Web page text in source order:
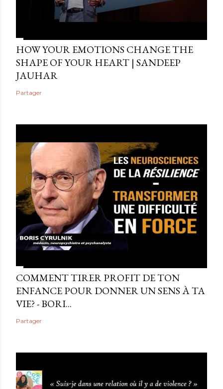
HOW YOUR EMOTIONS CHANGE THE
SHAPE OF YOUR HEART | SANDEEP
JAUHAR
Partager
COMMENT TIRER PROFIT DE TON
ENFANCE POUR DONNER UN SENS À TA
VIE? - BORI...
Partager